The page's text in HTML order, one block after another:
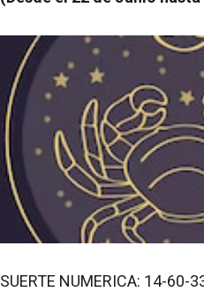
SUERTE NUMERICA: 14-60-